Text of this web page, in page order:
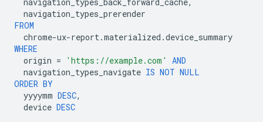
navigation_types_prerender
FROM
chrome-ux-report.materialized .device_summary
WHERE
origin = 'https://example.com'
AND
navigation_types_navigate IS NOT NULL
ORDER BY
yyyymm DESC,
device DESC